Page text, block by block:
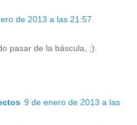
de 2013 a las 21:57
pasar de la báscula, ;).
9 de enero de 2013 a las